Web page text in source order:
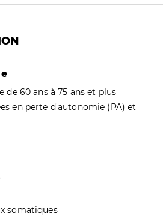
de 60 ans à 75 ans et plus
en perte d'autonomie (PA) et
somatiques